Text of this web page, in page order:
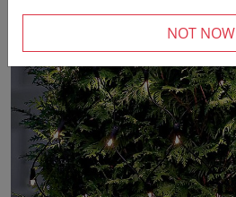
NOT NOW